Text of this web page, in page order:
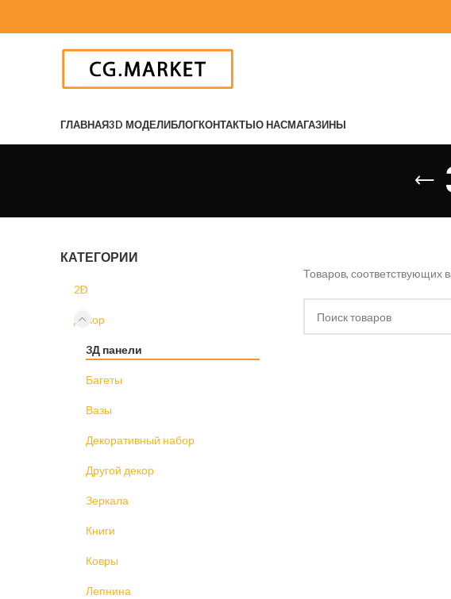
ГЛАВНАЯ3D МОДЕЛИБЛОГКОНТАКТЫО НАСМАГАЗИНЫ
КАТЕГОРИИ
2D
Декор
3Д панели
Багеты
Вазы
Декоративный набор
Другой декор
Зеркала
Книги
Ковры
Лепнина
Товаров, соответствующих